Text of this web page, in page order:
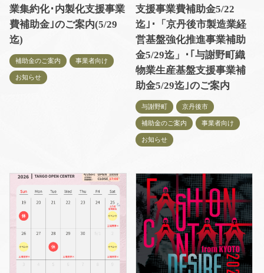
業集約化･内製化支援事業
費補助金｣のご案内(5/29
迄)
補助金のご案内 事業者向け
お知らせ
支援事業費補助金5/22
迄｣･「京丹後市製造業経
営基盤強化推進事業補助
金5/29迄」･｢与謝野町織
物業生産基盤支援事業補
助金5/29迄｣のご案内
与謝野町 京丹後市
補助金のご案内 事業者向け
お知らせ